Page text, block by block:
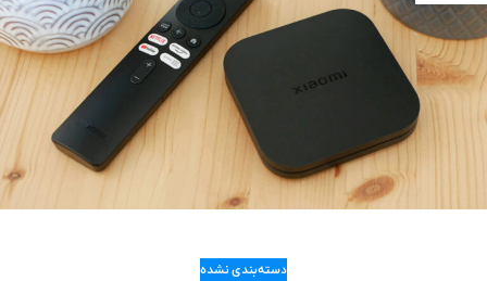
دسته‌بندی نشده